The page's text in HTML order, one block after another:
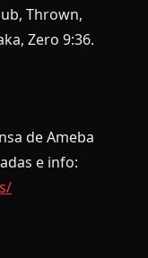
Thrown,
Zero 9:36.
de Ameba
e info: